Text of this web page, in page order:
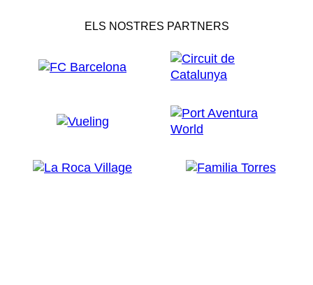
ELS NOSTRES PARTNERS